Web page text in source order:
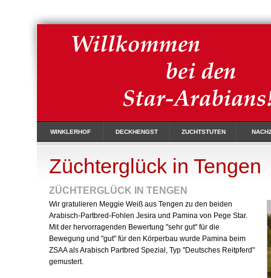
WINKLERHOF DECKHENGST ZUCHTSTUTEN
Züchterglück in Tengen
ZÜCHTERGLÜCK IN TENGEN
Wir gratulieren Meggie Weiß aus Tengen zu den beiden
Arabisch-Partbred-Fohlen Jesira und Pamina von Pege Star.
Mit der hervorragenden Bewertung "sehr gut" für die
Bewegung und "gut" für den Körperbau wurde Pamina beim
ZSAA als Arabisch Partbred Spezial, Typ "Deutsches Reitpferd"
gemustert.